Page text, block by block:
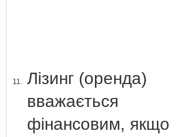
11. Лізинг (оренда)
вважається
фінансовим, якщо